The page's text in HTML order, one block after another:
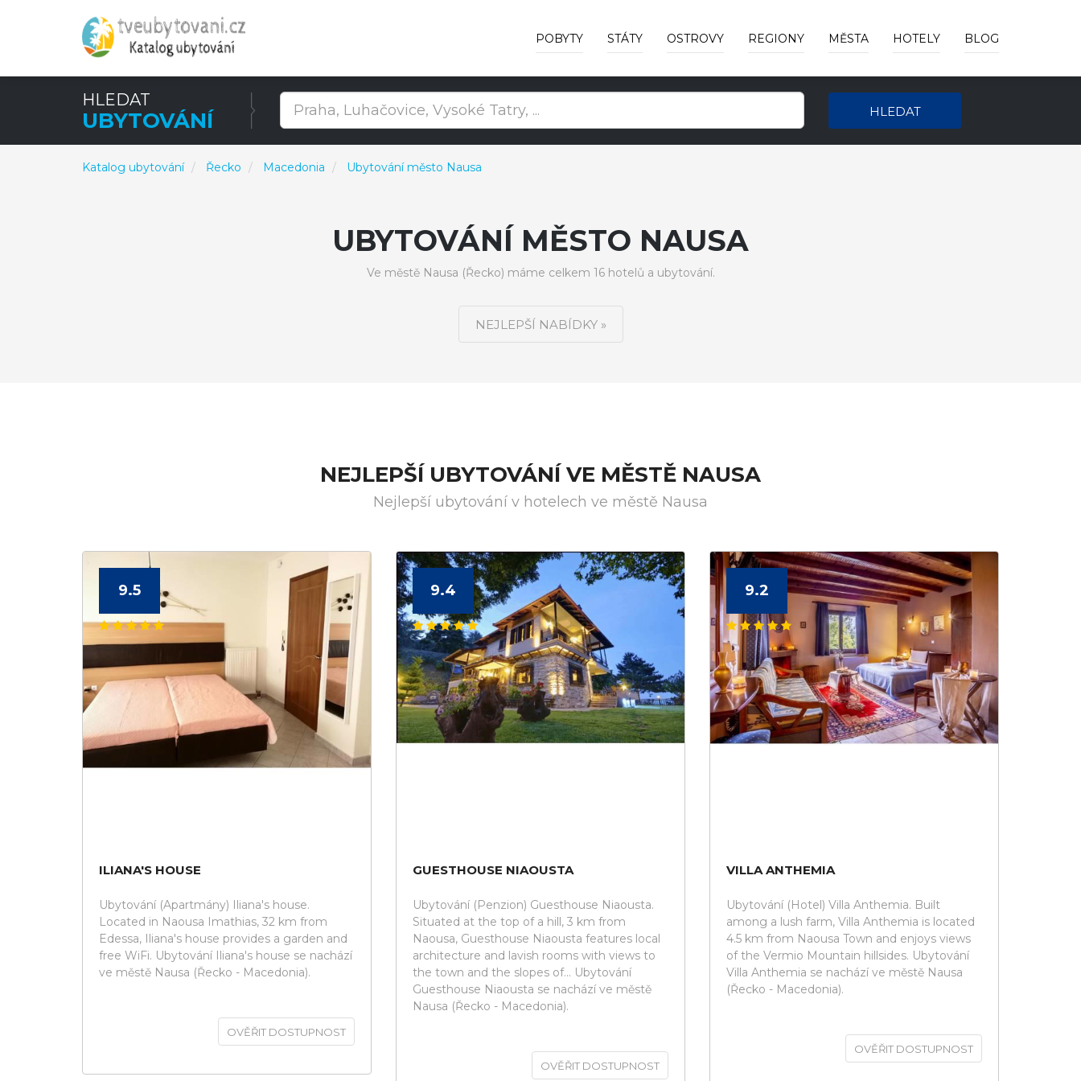
POBYTY STÁTY OSTROVY REGIONY MĚSTA HOTELY BLOG
HLEDAT
UBYTOVÁNÍ HLEDAT
Katalog ubytování Řecko Macedonia Ubytování město Nausa
UBYTOVÁNÍ MĚSTO NAUSA
Ve městě Nausa (Řecko) máme celkem 16 hotelů a ubytování.
NEJLEPŠÍ NABÍDKY »
NEJLEPŠÍ UBYTOVÁNÍ VE MĚSTĚ NAUSA
Nejlepší ubytování v hotelech ve městě Nausa
9.5
ILIANA'S HOUSE
Ubytování (Apartmány) Iliana's house.
Located in Naousa Imathias, 32 km from
Edessa, Iliana's house provides a garden and
free WiFi. Ubytování Iliana's house se nachází
ve městě Nausa (Řecko - Macedonia).
OVĚŘIT DOSTUPNOST
9.4
GUESTHOUSE NIAOUSTA
Ubytování (Penzion) Guesthouse Niaousta.
Situated at the top of a hill, 3 km from
Naousa, Guesthouse Niaousta features local
architecture and lavish rooms with views to
the town and the slopes of... Ubytování
Guesthouse Niaousta se nachází ve městě
Nausa (Řecko - Macedonia).
OVĚŘIT DOSTUPNOST
9.2
VILLA ANTHEMIA
Ubytování (Hotel) Villa Anthemia. Built
among a lush farm, Villa Anthemia is located
4.5 km from Naousa Town and enjoys views
of the Vermio Mountain hillsides. Ubytování
Villa Anthemia se nachází ve městě Nausa
(Řecko - Macedonia).
OVĚŘIT DOSTUPNOST